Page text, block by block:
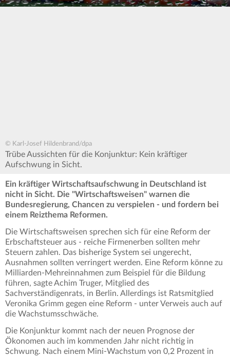
© Karl-Josef Hildenbrand/dpa
Trübe Aussichten für die Konjunktur: Kein kräftiger
Aufschwung in Sicht.
Ein kräftiger Wirtschaftsaufschwung in Deutschland ist
nicht in Sicht. Die "Wirtschaftsweisen" warnen die
Bundesregierung, Chancen zu verspielen - und fordern bei
einem Reizthema Reformen.
Die Wirtschaftsweisen sprechen sich für eine Reform der
Erbschaftsteuer aus - reiche Firmenerben sollten mehr
Steuern zahlen. Das bisherige System sei ungerecht,
Ausnahmen sollten verringert werden. Eine Reform könne zu
Milliarden-Mehreinnahmen zum Beispiel für die Bildung
führen, sagte Achim Truger, Mitglied des
Sachverständigenrats, in Berlin. Allerdings ist Ratsmitglied
Veronika Grimm gegen eine Reform - unter Verweis auch auf
die Wachstumsschwäche.
Die Konjunktur kommt nach der neuen Prognose der
Ökonomen auch im kommenden Jahr nicht richtig in
Schwung. Nach einem Mini-Wachstum von 0,2 Prozent in